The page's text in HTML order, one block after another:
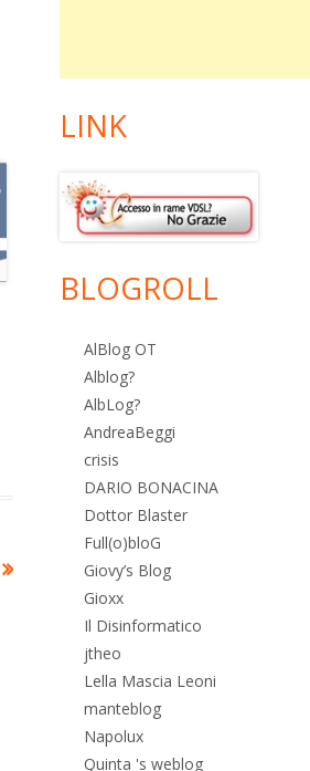
LINK
BLOGROLL
AlBlog OT
Alblog?
AlbLog?
AndreaBeggi
crisis
DARIO BONACINA
Dottor Blaster
Full(o)bloG
Giovy’s Blog
Gioxx
Il Disinformatico
jtheo
Lella Mascia Leoni
manteblog
Napolux
Quinta 's weblog